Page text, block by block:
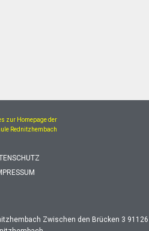
zur Homepage der
Rednitzhembach
Zwischen den Brücken 3 91126